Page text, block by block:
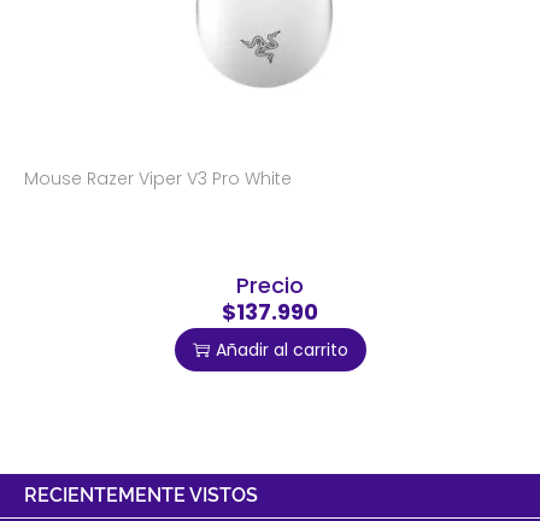
Mouse Razer Viper V3 Pro White
Precio
$137.990
Añadir al carrito
RECIENTEMENTE VISTOS